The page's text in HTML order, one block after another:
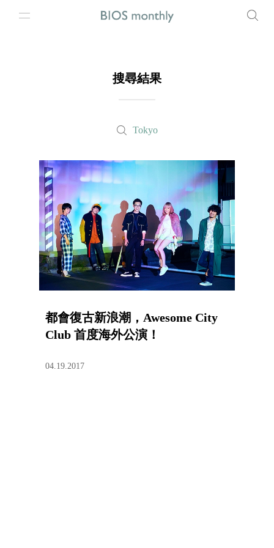
搜尋結果
Tokyo
都會復古新浪潮，Awesome City
Club 首度海外公演！
04.19.2017